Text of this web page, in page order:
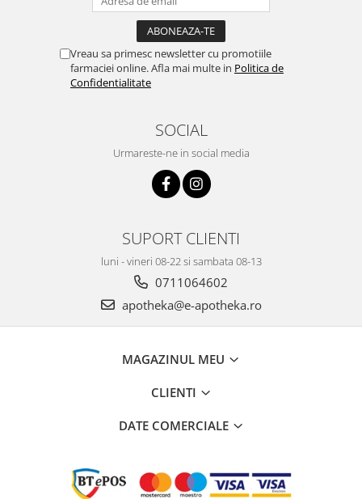
Vreau sa primesc newsletter cu promotiile
farmaciei online. Afla mai multe in Politica de
Confidentialitate
SOCIAL
Urmareste-ne in social media
SUPORT CLIENTI
luni - vineri 08-22 si sambata 08-13
0711064602
apotheka@e-apotheka.ro
MAGAZINUL MEU
CLIENTI
DATE COMERCIALE